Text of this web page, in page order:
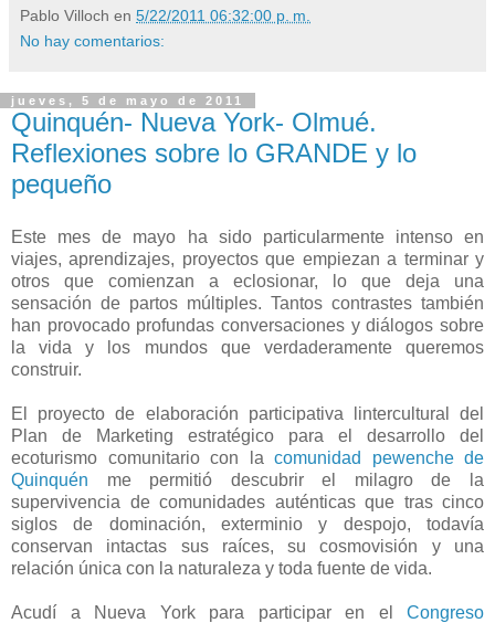
Pablo Villoch en 5/22/2011 06:32:00 p. m.
No hay comentarios:
jueves, 5 de mayo de 2011
Quinquén- Nueva York- Olmué.
Reflexiones sobre lo GRANDE y lo
pequeño
Este mes de mayo ha sido particularmente intenso en
viajes, aprendizajes, proyectos que empiezan a terminar y
otros que comienzan a eclosionar, lo que deja una
sensación de partos múltiples. Tantos contrastes también
han provocado profundas conversaciones y diálogos sobre
la vida y los mundos que verdaderamente queremos
construir.
El proyecto de elaboración participativa lintercultural del
Plan de Marketing estratégico para el desarrollo del
ecoturismo comunitario con la comunidad pewenche de
Quinquén me permitió descubrir el milagro de la
supervivencia de comunidades auténticas que tras cinco
siglos de dominación, exterminio y despojo, todavía
conservan intactas sus raíces, su cosmovisión y una
relación única con la naturaleza y toda fuente de vida.
Acudí a Nueva York para participar en el Congreso